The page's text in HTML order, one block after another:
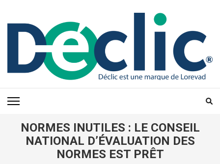
NORMES INUTILES : LE CONSEIL
NATIONAL D’ÉVALUATION DES
NORMES EST PRÊT